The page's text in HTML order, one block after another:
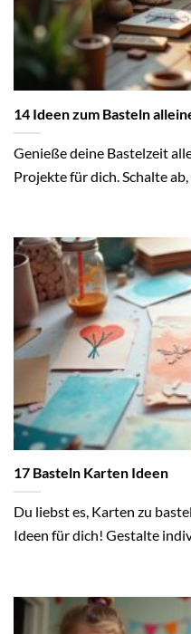
14 Ideen zum Basteln
Genieße deine Bastelzeit
Projekte für dich. Schalte
17 Basteln Karten Ideen
Du liebst es, Karten zu
Ideen für dich! Gestalte